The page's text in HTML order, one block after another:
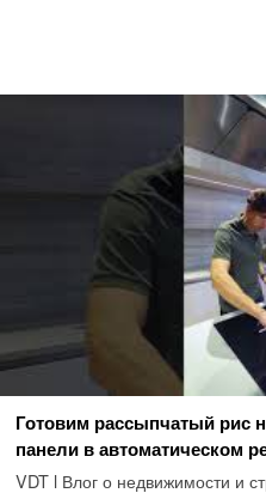
Готовим рассыпчатый рис
панели в автоматическом
VDT l Влог о недвижимости и